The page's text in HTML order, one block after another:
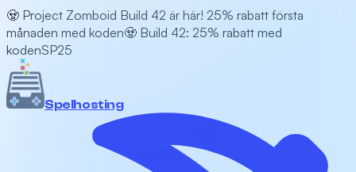
🧟 Project Zomboid Build 42 är här! 25% rabatt första
månaden med koden🧟 Build 42: 25% rabatt med
kodenSP25
Spelhosting